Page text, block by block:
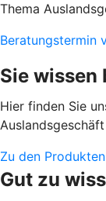
Thema
Beratungstermin
Sie wissen
Hier finden Sie
Zu den Produkten
Gut zu